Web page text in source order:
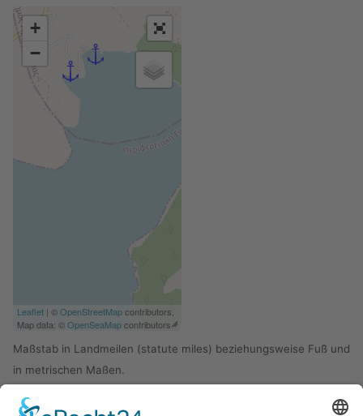
+
−
Leaflet | ©OpenStreetMapcontributors,
Map data: ©OpenSeaMapcontributors
Maßstab in Landmeilen (statute miles) beziehungsweise Fuß und
in metrischen Maßen.
Die kleine Bucht auf 39° 16,619' N 020° 27,902' E